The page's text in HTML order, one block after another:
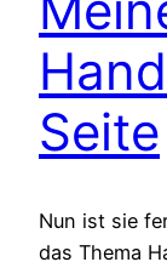
Seite
Nun ist sie
das Thema